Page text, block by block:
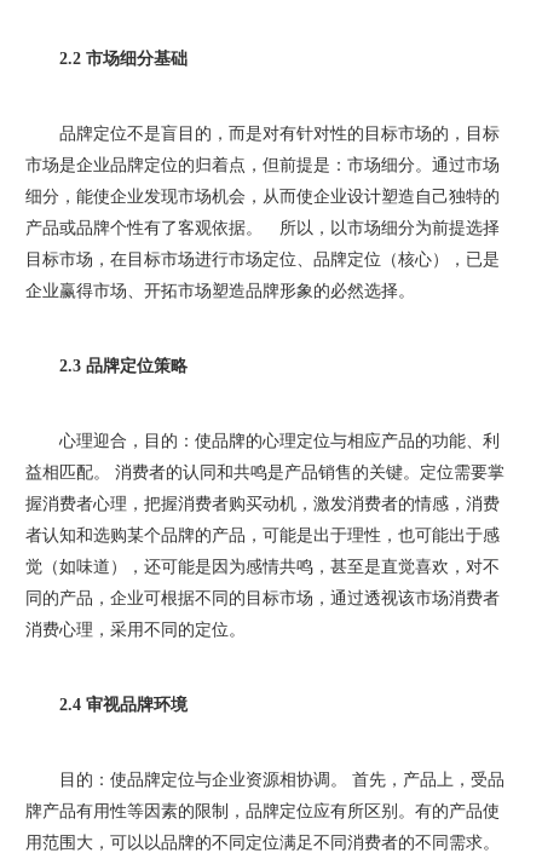
2.2 市场细分基础
品牌定位不是盲目的，而是对有针对性的目标市场的，目标
市场是企业品牌定位的归着点，但前提是：市场细分。通过市场
细分，能使企业发现市场机会，从而使企业设计塑造自己独特的
产品或品牌个性有了客观依据。 所以，以市场细分为前提选择
目标市场，在目标市场进行市场定位、品牌定位（核心），已是
企业赢得市场、开拓市场塑造品牌形象的必然选择。
2.3 品牌定位策略
心理迎合，目的：使品牌的心理定位与相应产品的功能、利
益相匹配。 消费者的认同和共鸣是产品销售的关键。定位需要掌
握消费者心理，把握消费者购买动机，激发消费者的情感，消费
者认知和选购某个品牌的产品，可能是出于理性，也可能出于感
觉（如味道），还可能是因为感情共鸣，甚至是直觉喜欢，对不
同的产品，企业可根据不同的目标市场，通过透视该市场消费者
消费心理，采用不同的定位。
2.4 审视品牌环境
目的：使品牌定位与企业资源相协调。 首先，产品上，受品
牌产品有用性等因素的限制，品牌定位应有所区别。有的产品使
用范围大，可以以品牌的不同定位满足不同消费者的不同需求。